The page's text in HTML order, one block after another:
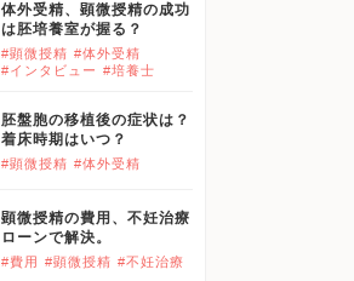
体外受精、顕微授精の成功
は胚培養室が握る？
#顕微授精 #体外受精
#インタビュー #培養士
胚盤胞の移植後の症状は？
着床時期はいつ？
#顕微授精 #体外受精
顕微授精の費用、不妊治療
ローンで解決。
#費用 #顕微授精 #不妊治療